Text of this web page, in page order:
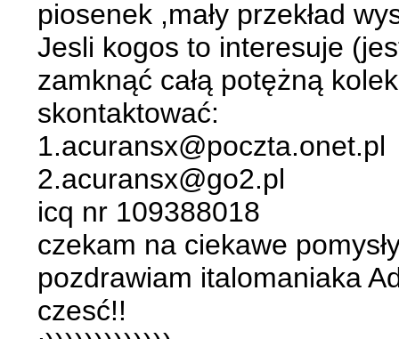
piosenek ,mały przekład
Jesli kogos to interesuje
zamknąć całą potężną
skontaktować:
1.acuransx@poczta.onet.pl
2.acuransx@go2.pl
icq nr 109388018
czekam na ciekawe
pozdrawiam italomaniaka
czesć!!